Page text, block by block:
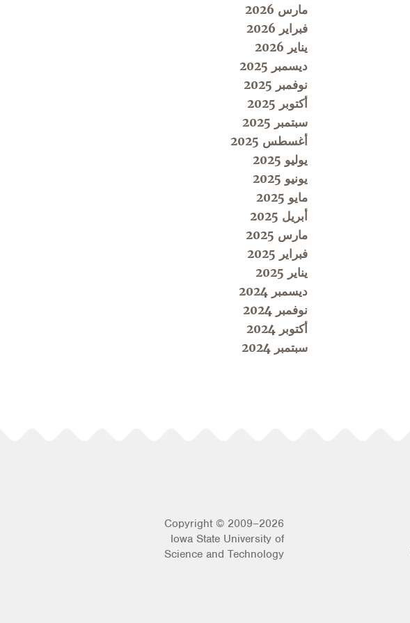
مارس 2026
فبراير 2026
يناير 2026
ديسمبر 2025
نوفمبر 2025
أكتوبر 2025
سبتمبر 2025
أغسطس 2025
يوليو 2025
يونيو 2025
مايو 2025
أبريل 2025
مارس 2025
فبراير 2025
يناير 2025
ديسمبر 2024
نوفمبر 2024
أكتوبر 2024
سبتمبر 2024
Copyright © 2009–2026
Iowa State University of
Science and Technology